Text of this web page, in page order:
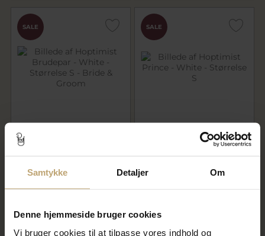
Samtykke Detaljer Om
Denne hjemmeside bruger cookies
Vi bruger cookies til at tilpasse vores indhold og
SALE
Hoptimist Brudepar - White -
Størrelse S - Bride & Groom
349,95 kr
På lager
SALE
Hoptimist Prince - White -
199,95 kr